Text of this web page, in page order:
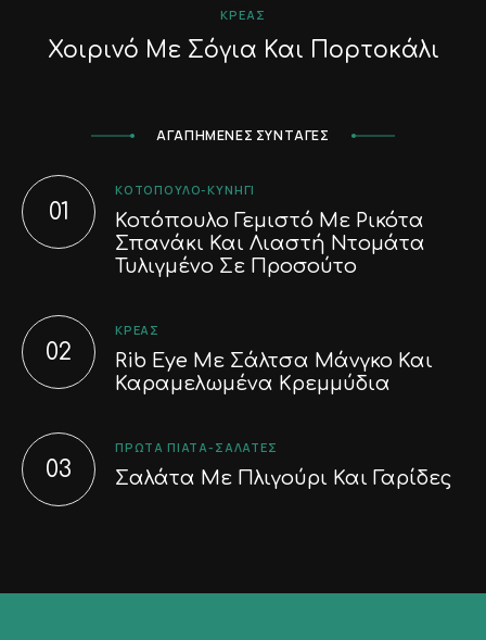
ΚΡΈΑΣ
Χοιρινό Με Σόγια Και Πορτοκάλι
ΑΓΑΠΗΜΕΝΕΣ ΣΥΝΤΑΓΕΣ
ΚΟΤΌΠΟΥΛΟ-ΚΥΝΉΓΙ
Κοτόπουλο Γεμιστό Με Ρικότα
Σπανάκι Και Λιαστή Ντομάτα
Τυλιγμένο Σε Προσούτο
ΚΡΈΑΣ
Rib Eye Με Σάλτσα Μάνγκο Και
Καραμελωμένα Κρεμμύδια
ΠΡΏΤΑ ΠΙΆΤΑ-ΣΑΛΆΤΕΣ
Σαλάτα Με Πλιγούρι Και Γαρίδες